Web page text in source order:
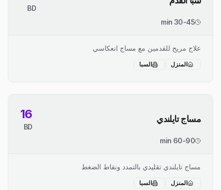
BD
30-45 min
علاج مريح للقدمين مع مساج انعكاسي
المنزل السبا
مساج تايلندي 16
BD
60-90 min
مساج تايلندي تقليدي بالتمدد ونقاط الضغط
المنزل السبا